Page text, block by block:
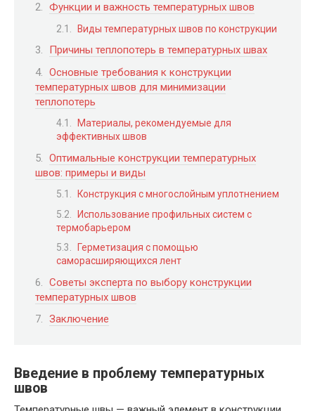
Функции и важность температурных швов
Виды температурных швов по конструкции
Причины теплопотерь в температурных швах
Основные требования к конструкции
температурных швов для минимизации
теплопотерь
Материалы, рекомендуемые для
эффективных швов
Оптимальные конструкции температурных
швов: примеры и виды
Конструкция с многослойным уплотнением
Использование профильных систем с
термобарьером
Герметизация с помощью
саморасширяющихся лент
Советы эксперта по выбору конструкции
температурных швов
Заключение
Введение в проблему температурных
швов